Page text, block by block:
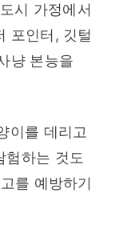
시 가정에서
포인터, 깃털
냥 본능을
이를 데리고
험하는 것도
를 예방하기